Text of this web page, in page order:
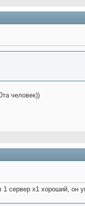
человек))
сервер х1 хороший, он